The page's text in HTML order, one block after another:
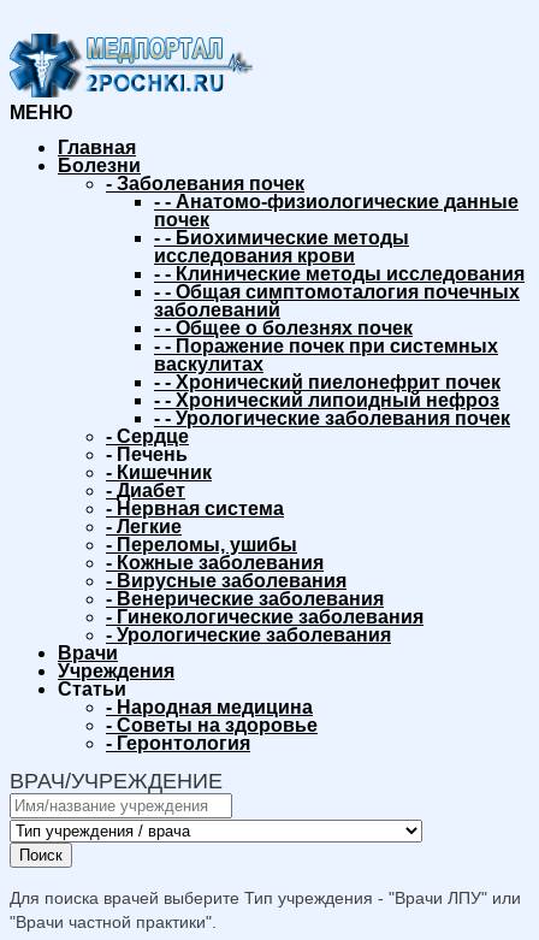
МЕНЮ
Главная
Болезни
- Заболевания почек
- - Анатомо-физиологические данные
почек
- - Биохимические методы
исследования крови
- - Клинические методы исследования
- - Общая симптомоталогия почечных
заболеваний
- - Общее о болезнях почек
- - Поражение почек при системных
васкулитах
- - Хронический пиелонефрит почек
- - Хронический липоидный нефроз
- - Урологические заболевания почек
- Сердце
- Печень
- Кишечник
- Диабет
- Нервная система
- Легкие
- Переломы, ушибы
- Кожные заболевания
- Вирусные заболевания
- Венерические заболевания
- Гинекологические заболевания
- Урологические заболевания
Врачи
Учреждения
Статьи
- Народная медицина
- Советы на здоровье
- Геронтология
ВРАЧ/УЧРЕЖДЕНИЕ
Поиск
Для поиска врачей выберите Тип учреждения - "Врачи ЛПУ" или
"Врачи частной практики".